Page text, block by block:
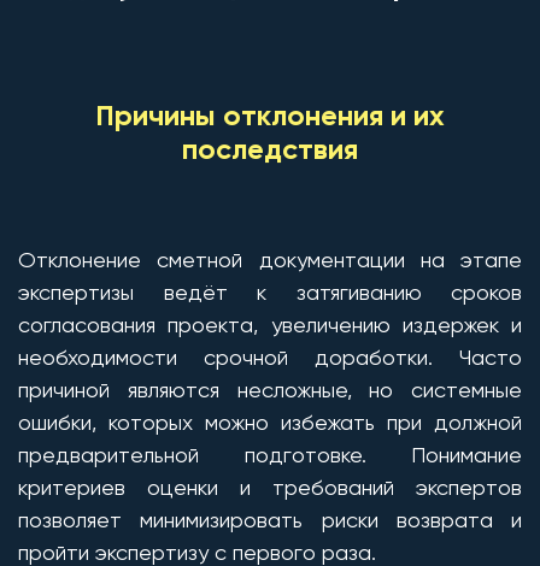
Причины отклонения и их
последствия
Отклонение сметной документации на этапе
экспертизы ведёт к затягиванию сроков
согласования проекта, увеличению издержек и
необходимости срочной доработки. Часто
причиной являются несложные, но системные
ошибки, которых можно избежать при должной
предварительной подготовке. Понимание
критериев оценки и требований экспертов
позволяет минимизировать риски возврата и
пройти экспертизу с первого раза.